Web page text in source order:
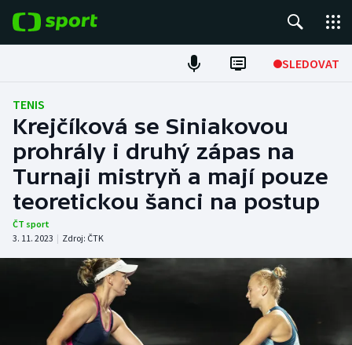
SLEDOVAT
Fotbal
Hokej
Tenis
Atletika
DALŠÍ SPORTY
Americký fotbal
NEPŘEHLÉDNĚTE
TENIS
Krejčíková se Siniakovou
prohrály i druhý zápas na
Turnaji mistryň a mají pouze
teoretickou šanci na postup
ČT sport
3. 11. 2023 | Zdroj: ČTK